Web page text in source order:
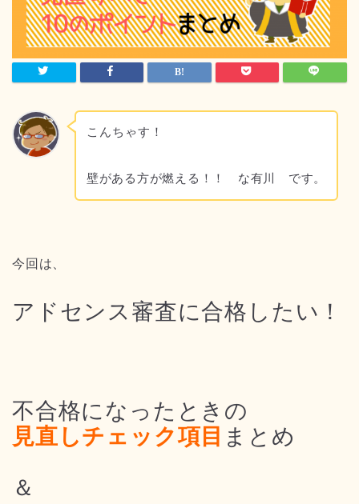
こんちゃす！
壁がある方が燃える！！ な有川 です。
今回は、
アドセンス審査に合格したい！
不合格になったときの
見直しチェック項目 まとめ
＆